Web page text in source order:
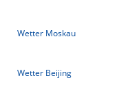
Wetter Moskau
Wetter Beijing